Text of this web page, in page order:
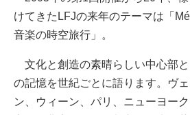
けてきたLFJの来年のテーマは「
音楽の時空旅行」。
文化と創造の素晴らしい中心部
の記憶を世紀ごとに語ります。ヴ
ン、ウィーン、パリ、ニューヨー